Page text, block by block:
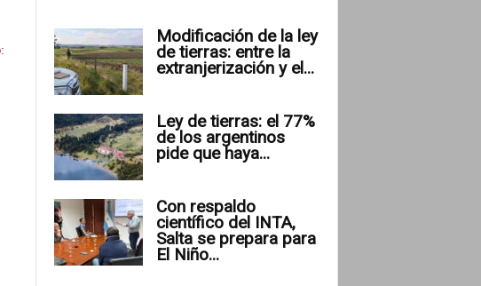
Modificación de la ley
de tierras: entre la
extranjerización y el...
Ley de tierras: el 77%
de los argentinos
pide que haya...
Con respaldo
científico del INTA,
Salta se prepara para
El Niño...